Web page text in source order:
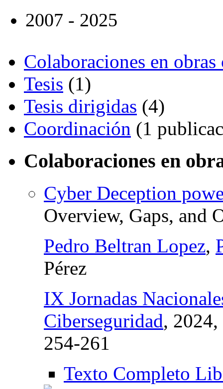
2007 - 2025
Colaboraciones en
Tesis (1)
Tesis dirigidas (4)
Coordinación (1
Colaboraciones en
Cyber Deception
Overview, Gaps, and
Pedro Beltran Lopez,
Pérez
IX Jornadas
Ciberseguridad, 2024,
254-261
Texto Completo